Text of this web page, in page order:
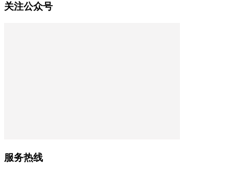
关注公众号
服务热线